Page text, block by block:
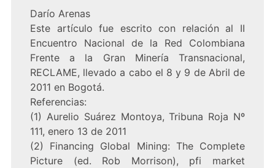
Darío Arenas
Este artículo fue escrito con relación al II
Encuentro Nacional de la Red Colombiana
Frente a la Gran Minería Transnacional,
RECLAME, llevado a cabo el 8 y 9 de Abril de
2011 en Bogotá.
Referencias:
(1) Aurelio Suárez Montoya, Tribuna Roja Nº
111, enero 13 de 2011
(2) Financing Global Mining: The Complete
Picture (ed. Rob Morrison), pfi market